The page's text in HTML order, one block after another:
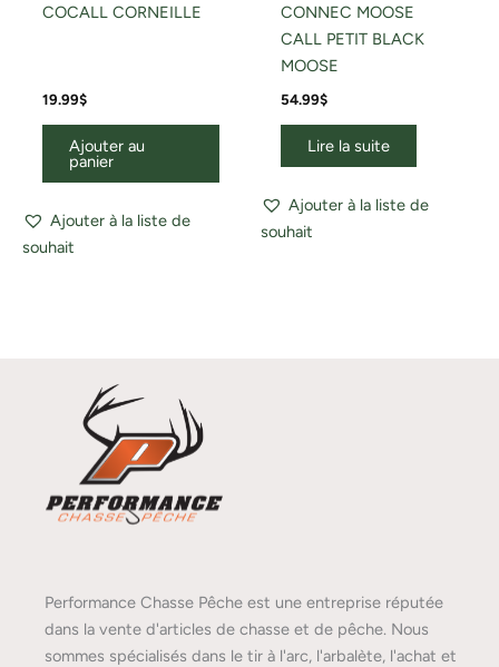
COCALL CORNEILLE
19.99$
Ajouter au
panier
Ajouter à la liste de
souhait
CONNEC MOOSE
CALL PETIT BLACK
MOOSE
54.99$
Lire la suite
Ajouter à la liste de
souhait
Performance Chasse Pêche est une entreprise réputée
dans la vente d'articles de chasse et de pêche. Nous
sommes spécialisés dans le tir à l'arc, l'arbalète, l'achat et